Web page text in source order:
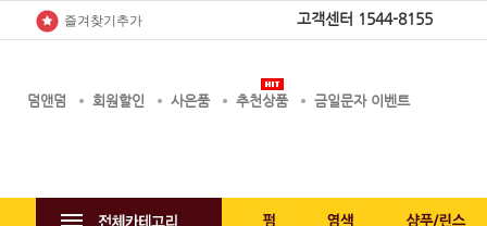
즐겨찾기추가 고객센터 1544-8155
덤앤덤 회원할인 사은품 추천상품 금일문자 이벤트